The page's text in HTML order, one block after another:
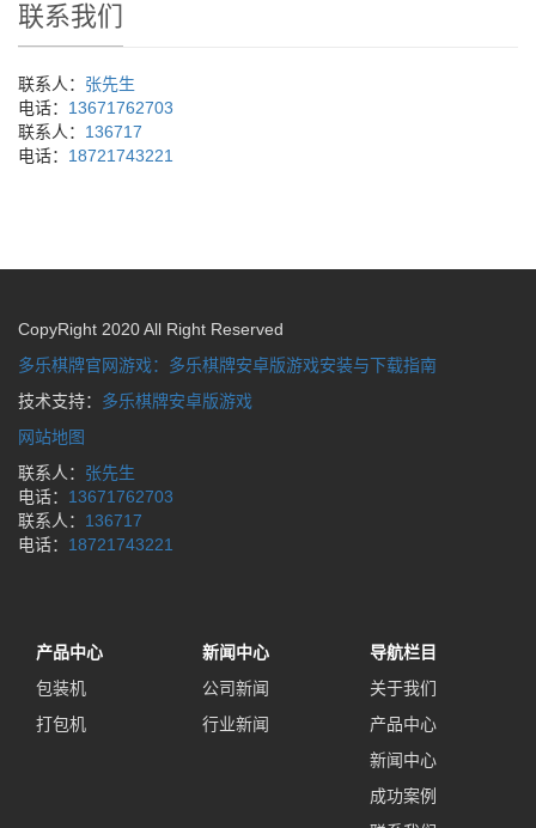
联系我们
联系人： 张先生
电话： 13671762703
联系人： 136717
电话： 18721743221
CopyRight 2020 All Right Reserved
多乐棋牌官网游戏：多乐棋牌安卓版游戏安装与下载指南
技术支持： 多乐棋牌安卓版游戏
网站地图
联系人： 张先生
电话： 13671762703
联系人： 136717
电话： 18721743221
产品中心
包装机
打包机
新闻中心
公司新闻
行业新闻
导航栏目
关于我们
产品中心
新闻中心
成功案例